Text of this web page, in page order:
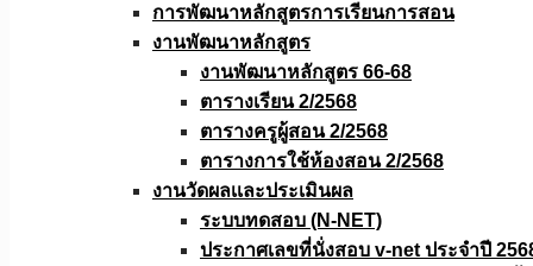
การพัฒนาหลักสูตรการเรียนการสอน
งานพัฒนาหลักสูตร
งานพัฒนาหลักสูตร 66-68
ตารางเรียน 2/2568
ตารางครูผู้สอน 2/2568
ตารางการใช้ห้องสอน 2/2568
งานวัดผลเเละประเมินผล
ระบบทดสอบ (N-NET)
ประกาศเลขที่นั่งสอบ v-net ประจำปี